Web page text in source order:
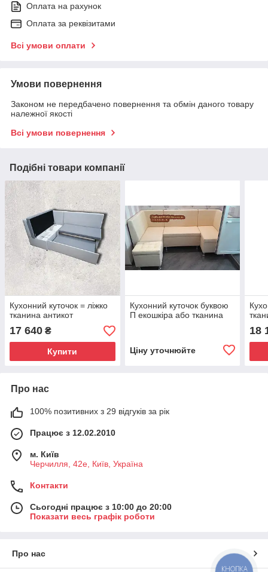
Оплата на рахунок
Оплата за реквізитами
Всі умови оплати
Умови повернення
Законом не передбачено повернення та обмін даного товару
належної якості
Всі умови повернення
Подібні товари компанії
Кухонний куточок = ліжко
тканина антикот
17 640 ₴
Купити
Кухонний куточок буквою
П екошкіра або тканина
Ціну уточнюйте
18
Про нас
100% позитивних з 29 відгуків за рік
Працює з 12.02.2010
м. Київ
Черчилля, 42е, Київ, Україна
Контакти
Сьогодні працює з 10:00 до 20:00
Показати весь графік роботи
Про нас
КНОПКА